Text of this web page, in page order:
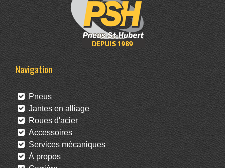
Navigation
Pneus
Jantes en alliage
Roues d'acier
Accessoires
Services mécaniques
À propos